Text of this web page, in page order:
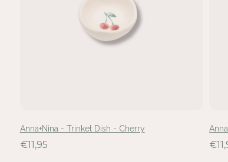
Anna+Nina - Trinket Dish - Cherry
€11,95